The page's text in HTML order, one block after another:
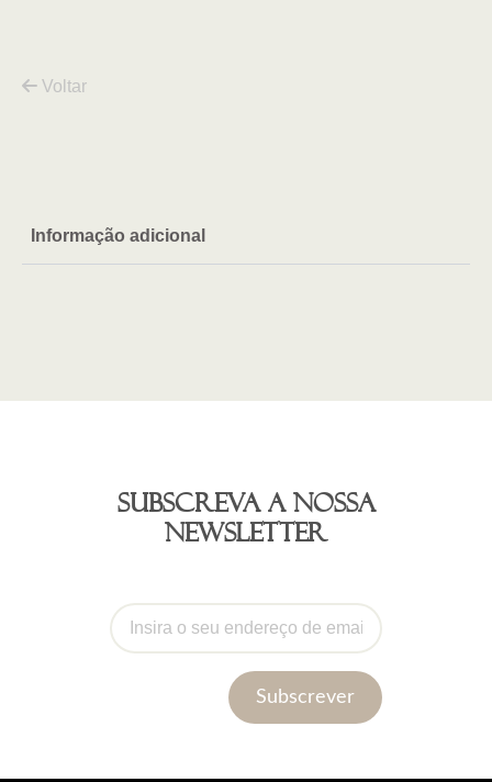
Voltar
Informação adicional
Subscreva a nossa
newsletter
Subscrever